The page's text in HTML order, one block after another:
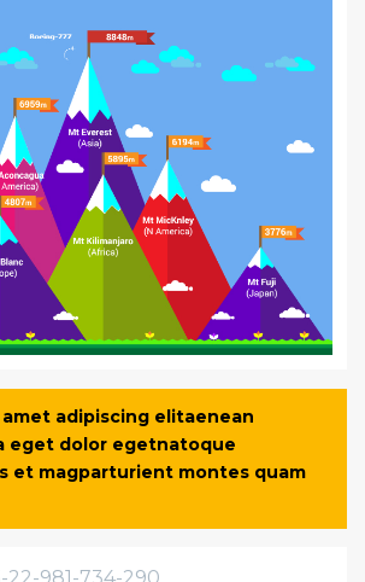
adipiscing elitaenean
eget dolor egetnatoque
et magparturient montes quam